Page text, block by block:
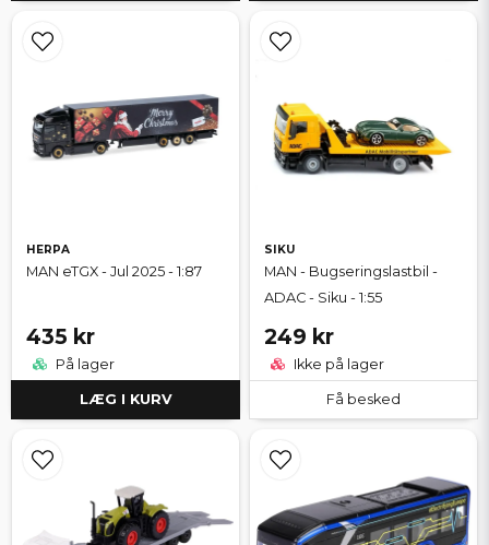
HERPA
MAN eTGX - Jul 2025 - 1:87
435 kr
På lager
LÆG I KURV
SIKU
MAN - Bugseringslastbil -
ADAC - Siku - 1:55
249 kr
Ikke på lager
Få besked